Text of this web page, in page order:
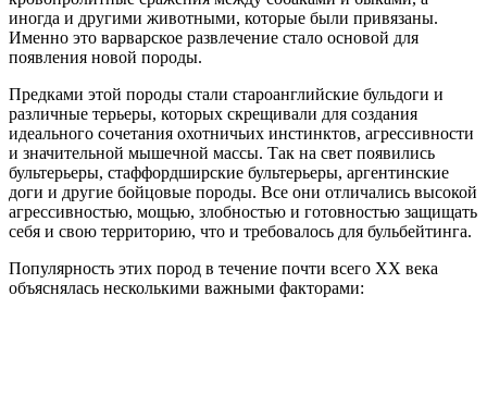
иногда и другими животными, которые были привязаны.
Именно это варварское развлечение стало основой для
появления новой породы.
Предками этой породы стали староанглийские бульдоги и
различные терьеры, которых скрещивали для создания
идеального сочетания охотничьих инстинктов, агрессивности
и значительной мышечной массы. Так на свет появились
бультерьеры, стаффордширские бультерьеры, аргентинские
доги и другие бойцовые породы. Все они отличались высокой
агрессивностью, мощью, злобностью и готовностью защищать
себя и свою территорию, что и требовалось для бульбейтинга.
Популярность этих пород в течение почти всего XX века
объяснялась несколькими важными факторами: